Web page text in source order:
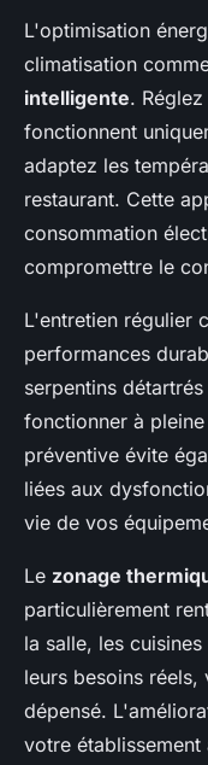
L'optimisation
climatisation
intelligente.
fonctionnent
adaptez les
restaurant. Cette
consommation
compromettre le
L'entretien régulier
performances
serpentins
fonctionner à
préventive évite
liées aux
vie de vos
Le zonage
particulièrement
la salle, les
leurs besoins
dépensé.
votre